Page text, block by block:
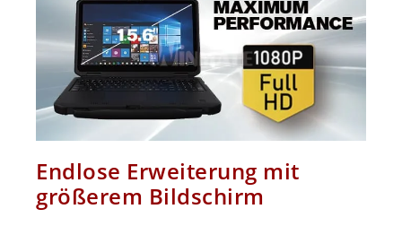
Endlose Erweiterung mit
größerem Bildschirm